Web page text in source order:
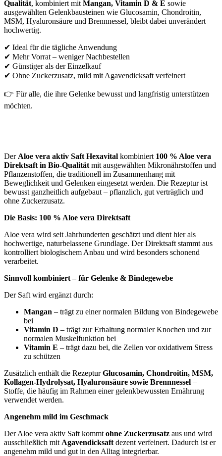
Qualität, kombiniert mit Mangan, Vitamin D & E sowie
ausgewählten Gelenkbausteinen wie Glucosamin, Chondroitin,
MSM, Hyaluronsäure und Brennnessel, bleibt dabei unverändert
hochwertig.
✔ Ideal für die tägliche Anwendung
✔ Mehr Vorrat – weniger Nachbestellen
✔ Günstiger als der Einzelkauf
✔ Ohne Zuckerzusatz, mild mit Agavendicksaft verfeinert
👉 Für alle, die ihre Gelenke bewusst und langfristig unterstützen
möchten.
Der Aloe vera aktiv Saft Hexavital kombiniert 100 % Aloe vera
Direktsaft in Bio-Qualität mit ausgewählten Mikronährstoffen und
Pflanzenstoffen, die traditionell im Zusammenhang mit
Beweglichkeit und Gelenken eingesetzt werden. Die Rezeptur ist
bewusst ganzheitlich aufgebaut – pflanzlich, gut verträglich und
ohne Zuckerzusatz.
Die Basis: 100 % Aloe vera Direktsaft
Aloe vera wird seit Jahrhunderten geschätzt und dient hier als
hochwertige, naturbelassene Grundlage. Der Direktsaft stammt aus
kontrolliert biologischem Anbau und wird besonders schonend
verarbeitet.
Sinnvoll kombiniert – für Gelenke & Bindegewebe
Der Saft wird ergänzt durch:
Mangan – trägt zu einer normalen Bildung von Bindegewebe
bei
Vitamin D – trägt zur Erhaltung normaler Knochen und zur
normalen Muskelfunktion bei
Vitamin E – trägt dazu bei, die Zellen vor oxidativem Stress
zu schützen
Zusätzlich enthält die RezepturGlucosamin, Chondroitin, MSM,
Kollagen-Hydrolysat, Hyaluronsäure sowie Brennnessel –
Stoffe, die häufig im Rahmen einer gelenkbewussten Ernährung
verwendet werden.
Angenehm mild im Geschmack
Der Aloe vera aktiv Saft kommt ohne Zuckerzusatz aus und wird
ausschließlich mit Agavendicksaft dezent verfeinert. Dadurch ist er
angenehm mild und gut in den Alltag integrierbar.